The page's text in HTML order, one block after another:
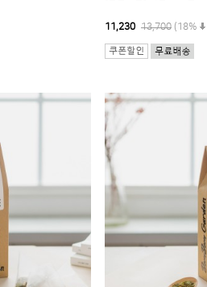
11,230 13,700 (18%